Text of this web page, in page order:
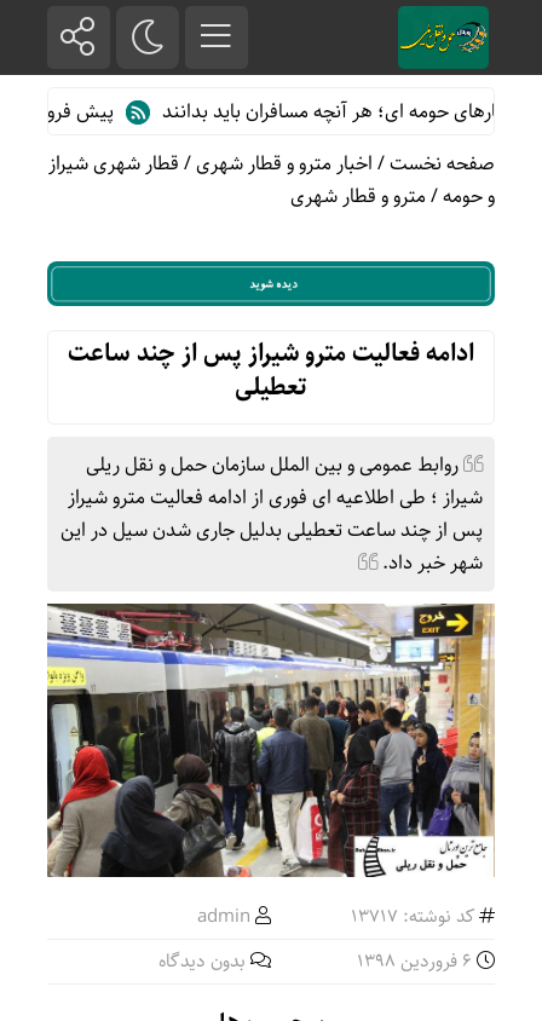
حومه ای؛ هر آنچه مسافران باید بدانند
پیش فروش بلیت
صفحه نخست/اخبار مترو و قطار شهری/قطار شهری شیراز
و حومه/مترو و قطار شهری
ادامه فعالیت مترو شیراز پس از چند ساعت
تعطیلی
روابط عمومی و بین الملل سازمان حمل و نقل ریلی
شیراز ؛ طی اطلاعیه ای فوری از ادامه فعالیت مترو شیراز
پس از چند ساعت تعطیلی بدلیل جاری شدن سیل در این
شهر خبر داد.
کد نوشته: 13717
admin
بدون دیدگاه